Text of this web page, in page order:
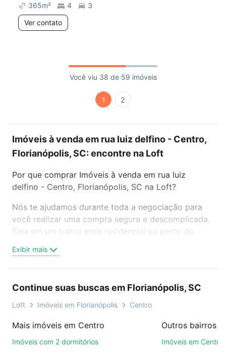
365m² 4
3
Ver contato
Você viu 38 de 59 imóveis
1 2
Imóveis à venda em rua luiz delfino - Centro,
Florianópolis, SC: encontre na Loft
Por que comprar Imóveis à venda em rua luiz
delfino - Centro, Florianópolis, SC na Loft?
Nós te ajudamos durante toda a negociação para
você realizar uma compra segura e descomplicada.
Seja em um bairro mais residencial ou perto do
oferta ideal de Imóveis à venda em rua luiz delfino -
Centro, Florianópolis, SC para conquistar seu sonho.
é grátis, sem compromisso e você ainda conta com
mais de 46 mil corretores e imobiliárias te ajudando
Como escolher um imóvel?
Exibir mais
Continue suas buscas em Florianópolis, SC
Loft Imóveis em Florianópolis Centro
Mais imóveis em Centro
Imóveis com 2 dormitórios
Imóveis em Centro